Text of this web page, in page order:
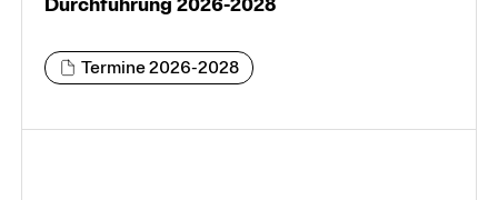
Termine 2026-2028